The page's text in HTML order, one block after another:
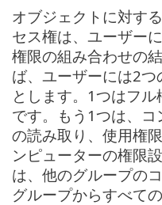
オブジェクトに対す
セス権は、ユーザー
権限の組み合わせの
ば、ユーザーには2
とします。1つはフ
です。もう1つは、
の読み取り、使用権
ンピューターの権限
は、他のグループの
グループからすべて